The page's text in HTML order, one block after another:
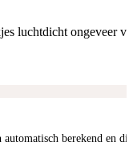
luchtdicht ongeveer